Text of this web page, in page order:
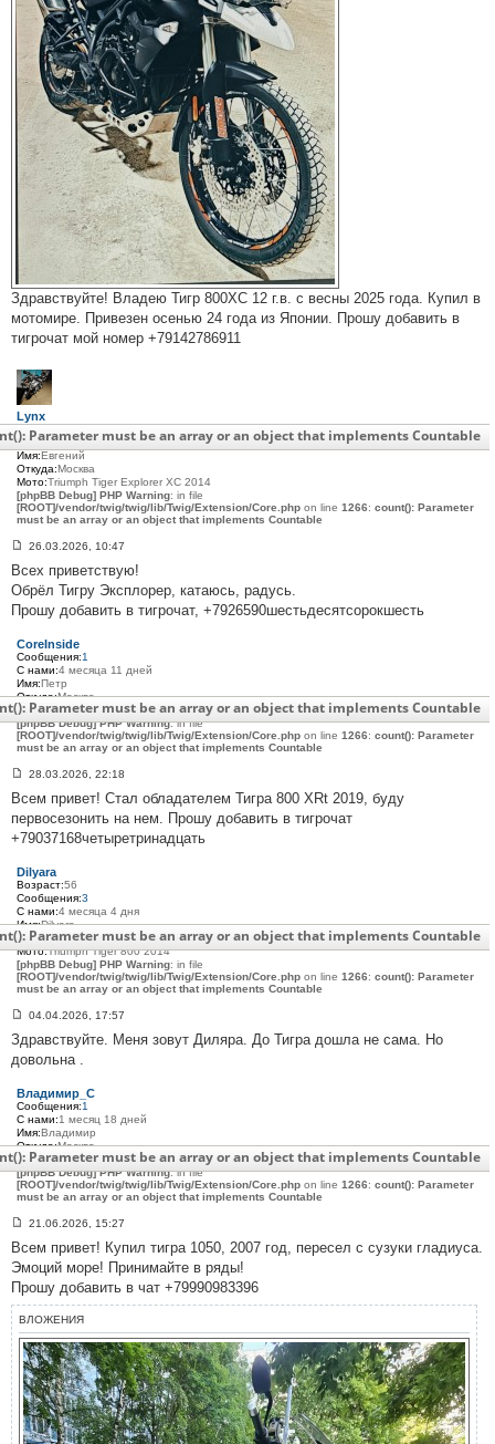
Здравствуйте! Владею Тигр 800ХС 12 г.в. с весны 2025 года. Купил в
мотомире. Привезен осенью 24 года из Японии. Прошу добавить в
тигрочат мой номер +79142786911
Lynx
Сообщения:1
С нами:4 месяца 13 дней
Имя:Евгений
Откуда:Москва
Мото:Triumph Tiger Explorer XC 2014
[phpBB Debug] PHP Warning: in file
[ROOT]/vendor/twig/twig/lib/Twig/Extension/Core.php on line 1266: count(): Parameter
must be an array or an object that implements Countable
Parameter must be an array or an object that implements Countable
о
б
щ
и
е
#
3
3
26.03.2026, 10:47
Всех приветствую!
Обрёл Тигру Эксплорер, катаюсь, радусь.
Прошу добавить в тигрочат, +7926590шестьдесятсорокшесть
CoreInside
Сообщения:1
С нами:4 месяца 11 дней
Имя:Петр
Откуда:Москва
Мото:Triumph Tiger 800 XRt 2019
[phpBB Debug] PHP Warning: in file
[ROOT]/vendor/twig/twig/lib/Twig/Extension/Core.php on line 1266: count(): Parameter
must be an array or an object that implements Countable
Parameter must be an array or an object that implements Countable
о
б
щ
и
е
#
3
4
28.03.2026, 22:18
Всем привет! Стал обладателем Тигра 800 XRt 2019, буду
первосезонить на нем. Прошу добавить в тигрочат
+79037168четыретринадцать
Dilyara
Возраст:56
Сообщения:3
С нами:4 месяца 4 дня
Имя:Dilyara
Откуда:Москва
Мото:Triumph Tiger 800 2014
[phpBB Debug] PHP Warning: in file
[ROOT]/vendor/twig/twig/lib/Twig/Extension/Core.php on line 1266: count(): Parameter
must be an array or an object that implements Countable
Parameter must be an array or an object that implements Countable
о
о
б
е
н
и
е
#
3
1
5
04.04.2026, 17:57
Здравствуйте. Меня зовут Диляра. До Тигра дошла не сама. Но
довольна .
Владимир_C
Сообщения:1
С нами:1 месяц 18 дней
Имя:Владимир
Откуда:Москва
Мото:Triumph Tiger 1050 2007
[phpBB Debug] PHP Warning: in file
[ROOT]/vendor/twig/twig/lib/Twig/Extension/Core.php on line 1266: count(): Parameter
must be an array or an object that implements Countable
Parameter must be an array or an object that implements Countable
о
б
щ
и
е
#
3
1
6
21.06.2026, 15:27
Всем привет! Купил тигра 1050, 2007 год, пересел с сузуки гладиуса.
Эмоций море! Принимайте в ряды!
Прошу добавить в чат +79990983396
ВЛОЖЕНИЯ